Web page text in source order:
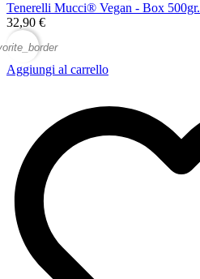
Tenerelli Mucci® Vegan - Box 500gr.
32,90 €
Aggiungi al carrello